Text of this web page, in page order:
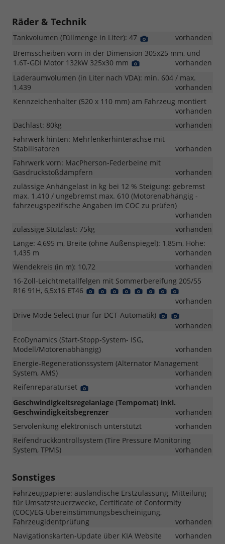
Räder & Technik
Tankvolumen (Füllmenge in Liter): 47
vorhanden
Bremsscheiben vorn in der Dimension 305x25 mm, und
1.6T-GDI Motor 132kW 325x30 mm
vorhanden
Laderaumvolumen (in Liter nach VDA): min. 604 / max.
1.439
vorhanden
Kennzeichenhalter (520 x 110 mm) am Fahrzeug montiert
vorhanden
Dachlast: 80kg
vorhanden
Fahrwerk hinten: Mehrlenkerhinterachse mit
Stabilisatoren
vorhanden
Fahrwerk vorn: MacPherson-Federbeine mit
Gasdruckstoßdämpfern
vorhanden
zulässige Anhängelast in kg bei 12 % Steigung: gebremst
max. 1.410 / ungebremst max. 610 (Motorenabhängig -
fahrzeugspezifische Angaben im COC zu prüfen)
vorhanden
zulässige Stützlast: 75kg
vorhanden
Länge: 4,695 m, Breite (ohne Außenspiegel): 1,85m, Höhe:
1,435 m
vorhanden
Wendekreis (in m): 10,72
vorhanden
16-Zoll-Leichtmetallfelgen mit Sommerbereifung 205/55
R16 91H, 6,5x16 ET46
DetailDetailDetailDetailDetailDetailDetail
FotoFoto
vorhanden
Drive Mode Select (nur für DCT-Automatik)
Detail
FotoFoto
vorhanden
EcoDynamics (Start-Stopp-System- ISG,
Modell/Motorenabhängig)
vorhanden
Energie-Regenerationssystem (Alternator Management
System, AMS)
vorhanden
Reifenreparaturset
vorhanden
Geschwindigkeitsregelanlage (Tempomat) inkl.
Geschwindigkeitsbegrenzer
vorhanden
Servolenkung elektronisch unterstützt
vorhanden
Reifendruckkontrollsystem (Tire Pressure Monitoring
System, TPMS)
vorhanden
Sonstiges
Fahrzeugpapiere: ausländische Erstzulassung, Mitteilung
für Umsatzsteuerzwecke, Certificate of Conformity
(COC)/EG-Übereinstimmungsbescheinigung,
Fahrzeugidentprüfung
vorhanden
Navigationskarten-Update über KIA Website
vorhanden